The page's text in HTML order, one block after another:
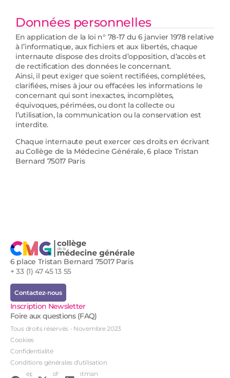
Données personnelles
En application de la loi n° 78-17 du 6 janvier 1978 relative
à l’informatique, aux fichiers et aux libertés, chaque
internaute dispose des droits d’opposition, d’accès et
de rectification des données le concernant.
Ainsi, il peut exiger que soient rectifiées, complétées,
clarifiées, mises à jour ou effacées les informations le
concernant qui sont inexactes, incomplètes,
équivoques, périmées, ou dont la collecte ou
l’utilisation, la communication ou la conservation est
interdite.
Chaque internaute peut exercer ces droits en écrivant
au Collège de la Médecine Générale, 6 place Tristan
Bernard 75017 Paris
6 place Tristan Bernard 75017 Paris
+ 33 (1) 47 45 13 55
Contactez-nous
Inscription Newsletter
Foire aux questions (FAQ)
Tous droits réservés - Novembre 2023
Cookies
Confidentialité
Conditions générales d'utilisation
Conception : John Brightman